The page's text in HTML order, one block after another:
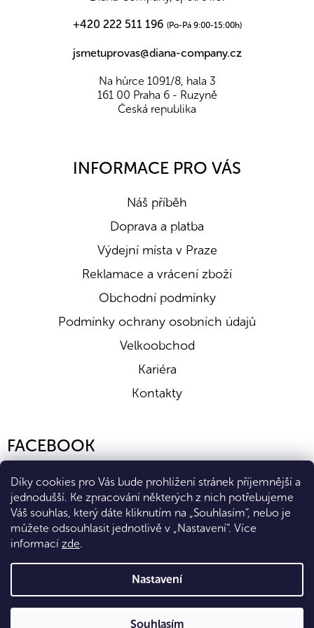
Díky cookies pro Vás bude prohlížení stránek příjemnější a
jednodušší. Ke zpracování některých z nich potřebujeme
Váš souhlas, který dáte kliknutím na „Souhlasím“, nebo je
můžete odsouhlasit jednotlivě v „Nastavení“. Více
informací zde.
Nastavení
Souhlasím
+420 222 511 196 (Po-Pá 9:00-15:00h)
jsmetuprovas@diana-company.cz
Na hůrce 1091/8, hala 3
161 00 Praha 6 - Ruzyně
Česká republika
INFORMACE PRO VÁS
Náš příběh
Doprava a platba
Výdejní místa v Praze
Reklamace a vrácení zboží
Obchodní podmínky
Podmínky ochrany osobních údajů
Velkoobchod
Kariéra
Kontakty
FACEBOOK
Vytvořil Shoptet Premium
Copyright 2026Eshop Diana Company, spol. s r.o.. Všechna
práva vyhrazena.